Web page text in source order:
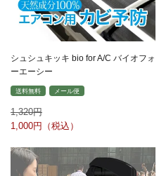
シュシュキッキ bio for A/C バイオフォ
ーエーシー
送料無料 メール便
1,320
1,000